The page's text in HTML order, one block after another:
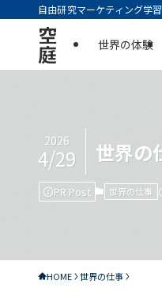
自由研究マーケティング学
空
庭 世界の体験
世界の
2026
4/29
PR Post 世界の仕事
HOME 世界の仕事